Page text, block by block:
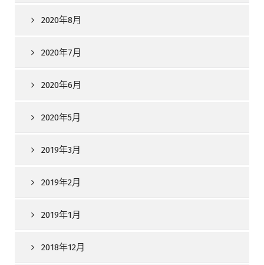
2020年8月
2020年7月
2020年6月
2020年5月
2019年3月
2019年2月
2019年1月
2018年12月